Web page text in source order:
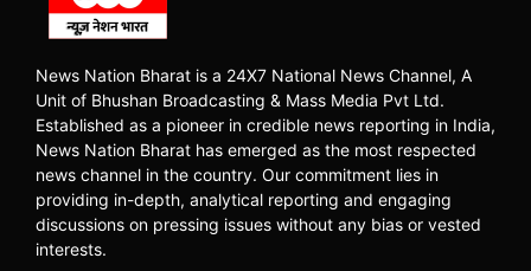
News Nation Bharat is a 24X7 National News Channel, A
Unit of Bhushan Broadcasting & Mass Media Pvt Ltd.
Established as a pioneer in credible news reporting in India,
News Nation Bharat has emerged as the most respected
news channel in the country. Our commitment lies in
providing in-depth, analytical reporting and engaging
discussions on pressing issues without any bias or vested
interests.